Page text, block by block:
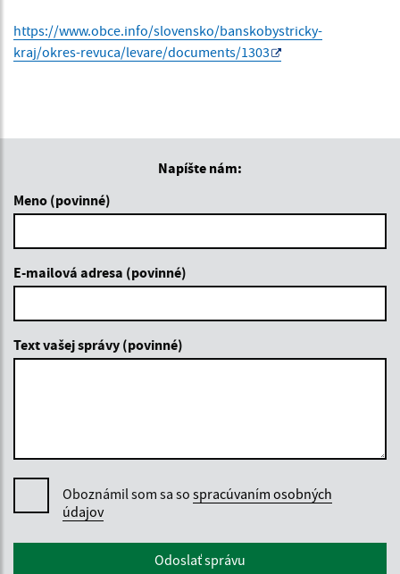
https://www.obce.info/slovensko/banskobystricky-
kraj/okres-revuca/levare/documents/1303
Napíšte nám:
Meno (povinné)
E-mailová adresa (povinné)
Text vašej správy (povinné)
Oboznámil som sa so spracúvaním osobných
údajov
Google reCaptcha ResponseOdoslať správu